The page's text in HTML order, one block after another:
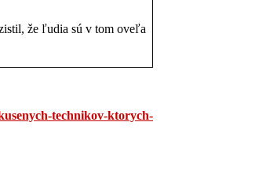
že ľudia sú v tom oveľa
technikov-ktorych-